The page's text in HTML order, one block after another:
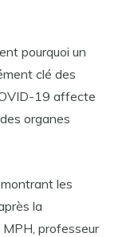
pourquoi un
clé des
19 affecte
organes
les
la
MPH, professeur